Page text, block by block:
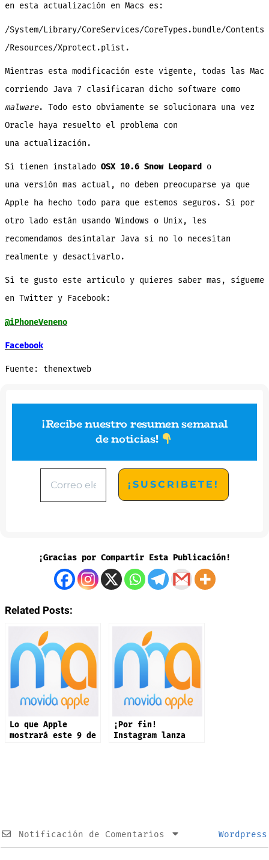
en esta actualización en Macs es:
/System/Library/CoreServices/CoreTypes.bundle/Contents
/Resources/Xprotect.plist.
Mientras esta modificación este vigente, todas las Mac
corriendo Java 7 clasificaran dicho software como
malware. Todo esto obviamente se solucionara una vez
Oracle haya resuelto el problema con
una actualización.
Si tienen instalado OSX 10.6 Snow Leopard
o
una versión mas actual, no deben preocuparse ya que
Apple ha hecho todo para que estemos seguros. Si por
otro lado están usando Windows o Unix, les
recomendamos desintalar Java si no lo necesitan
realmente y desactivarlo.
Si te gusto este articulo y quieres saber mas, sígueme
en Twitter y Facebook:
@iPhoneVeneno
Facebook
Fuente: thenextweb
¡Recibe nuestro resumen semanal
de noticias!
¡Gracias por Compartir Esta Publicación!
Related Posts:
Lo que Apple
mostrará este 9 de
¡Por fin!
Instagram lanza
Notificación de Comentarios Wordpress